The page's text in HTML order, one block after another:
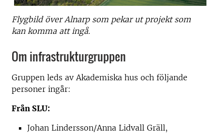
Flygbild över Alnarp som pekar ut projekt som
kan komma att ingå.
Om infrastrukturgruppen
Gruppen leds av Akademiska hus och följande
personer ingår:
Från SLU:
Johan Lindersson/Anna Lidvall Gräll,